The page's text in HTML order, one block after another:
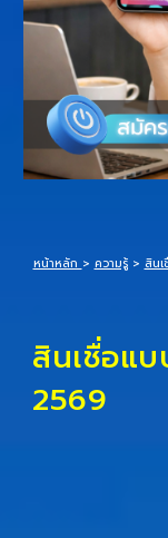
หน้าหลัก > ความรู้> สิน
สินเชื่อแ
2569